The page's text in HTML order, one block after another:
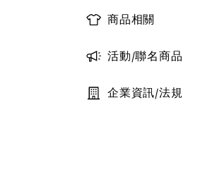
實體店舖取貨說明
電子報
商品相關
商品庫存查詢
大宗採購服務
活動/聯名商品
聯名系列商品一覽
企業資訊/法規